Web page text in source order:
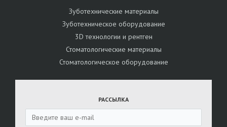
Зуботехнические материалы
Зуботехническое оборудование
3D технологии и рентген
Стоматологические материалы
Стоматологическое оборудование
РАССЫЛКА